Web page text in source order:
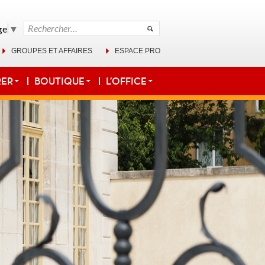
Rechercher :
▼
GROUPES ET AFFAIRES ESPACE PRO
BOUTIQUE L’OFFICE